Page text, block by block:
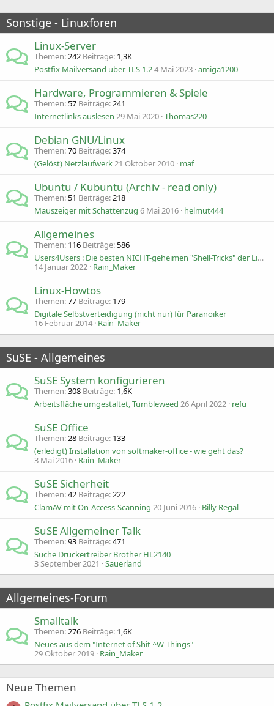
Sonstige - Linuxforen
Linux-Server
Themen 242 Beiträge 1,3K
Postfix Mailversand über TLS 1.24 Mai 2023 amiga1200
Hardware, Programmieren & Spiele
Themen 57 Beiträge 241
Internetlinks auslesen 29 Mai 2020 Thomas220
Debian GNU/Linux
Themen 70 Beiträge 374
(Gelöst) Netzlaufwerk21 Oktober 2010 maf
Ubuntu / Kubuntu (Archiv - read only)
Themen 51 Beiträge 218
Mauszeiger mit Schattenzug 6 Mai 2016 helmut444
Allgemeines
Themen 116 Beiträge 586
Users4Users : Die besten NICHT-geheimen "Shell-Tricks" der Linux-User
14 Januar 2022 Rain_Maker
Linux-Howtos
Themen 77 Beiträge 179
Digitale Selbstverteidigung (nicht nur) für Paranoiker
16 Februar 2014 Rain_Maker
SuSE - Allgemeines
SuSE System konfigurieren
Themen 308 Beiträge 1,6K
Arbeitsfläche umgestaltet, Tumbleweed 26 April 2022 refu
SuSE Office
Themen 28 Beiträge 133
(erledigt) Installation von softmaker-office - wie geht das?
3 Mai 2016 Rain_Maker
SuSE Sicherheit
Themen 42 Beiträge 222
ClamAV mit On-Access-Scanning 20 Juni 2016 Billy Regal
SuSE Allgemeiner Talk
Themen 93 Beiträge 471
Suche Druckertreiber Brother HL2140
3 September 2021
Sauerland
Allgemeines-Forum
Smalltalk
Themen 276 Beiträge 1,6K
Neues aus dem "Internet of Shit ^W Things"
29 Oktober 2019 Rain_Maker
Neue Themen